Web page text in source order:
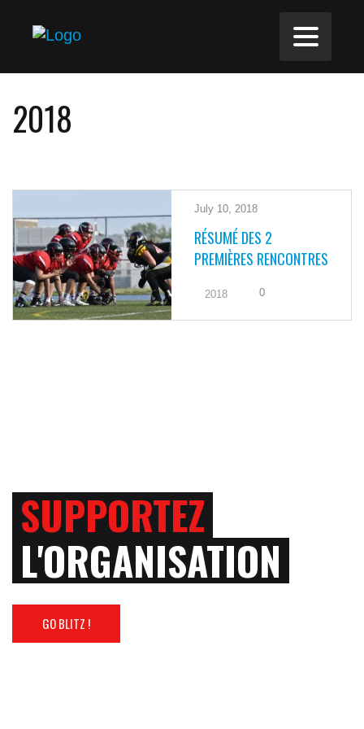
2018
July 10, 2018
RÉSUMÉ DES 2
PREMIÈRES RENCONTRES
2018 0
SUPPORTEZ
L'ORGANISATION
GO BLITZ !